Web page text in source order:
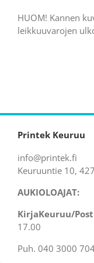
HUOM! Kannen
leikkuuvarojen
Printek Keuruu
info@printek.fi
Keuruuntie 10,
AUKIOLOAJAT:
KirjaKeuruu/
17.00
Puh. 040 3000